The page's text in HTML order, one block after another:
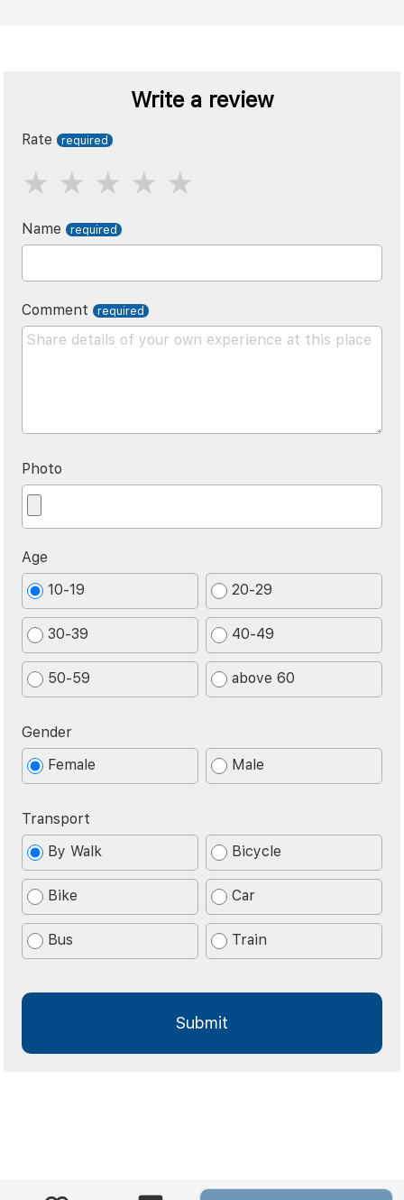
Write a review
Rate
Name
Comment
Photo
Age
10-19
20-29
30-39 40-49
50-59 above 60
Gender
Female
Male
Transport
By Walk
Bicycle
Bike Car
Bus Train